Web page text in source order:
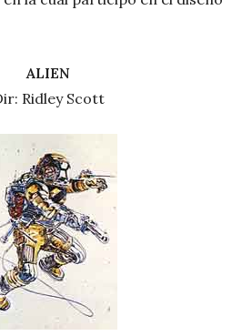
ALIEN
Ridley Scott